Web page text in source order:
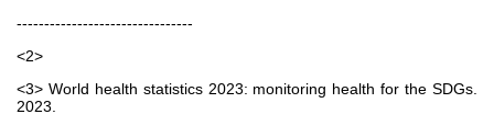
--------------------------------
<2>
<3> World health statistics 2023: monitoring health for the SDGs.
2023.